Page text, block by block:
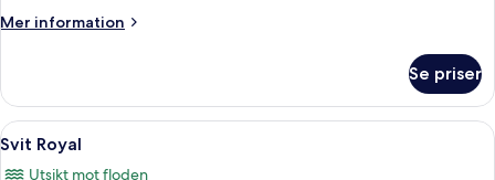
Mer information
Mer
-
sovrum
(Ambassador)
Se priser
Öppna
alla
Ett rymligt badrum med ett stort
6
Svit Royal
Utsikt mot floden